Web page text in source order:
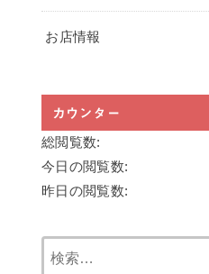
お店情報
カウンター
総閲覧数:
今日の閲覧数:
昨日の閲覧数: